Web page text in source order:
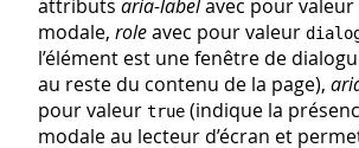
attributs aria-labelavec pour valeur
modale, roleavec pour valeur
l’élément est une fenêtre de
au reste du contenu de la page),
pour valeur true (indique la
modale au lecteur d’écran et